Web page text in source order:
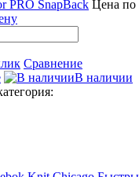
PRO SnapBack Цена по
Сравнение
В наличии